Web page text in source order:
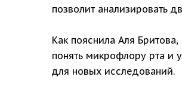
позволит анализировать
Как пояснила Аля
понять микрофлору рта и
для новых исследований.